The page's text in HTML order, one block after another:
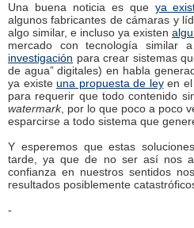
Una buena noticia es que ya
algunos fabricantes de cámaras y
algo similar, e incluso ya existen
mercado con tecnología
investigación para crear sistemas
de agua” digitales) en habla
ya existe una propuesta de leyen el
para requerir que todo contenido
watermark, por lo que poco a poco
esparcirse a todo sistema que
Y esperemos que estas
tarde, ya que de no ser así nos
confianza en nuestros sentidos
resultados posiblemente
-